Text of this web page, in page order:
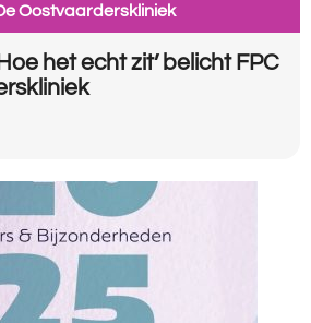
Oostvaarderskliniek
het echt zit’ belicht FPC